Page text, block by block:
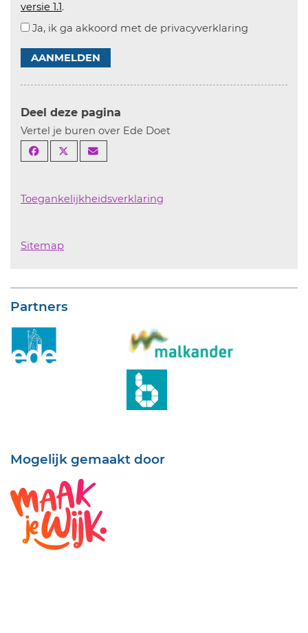
versie 1.1.
Ja, ik ga akkoord met de privacyverklaring
AANMELDEN
Deel deze pagina
Vertel je buren over Ede Doet
Toegankelijkheidsverklaring
Sitemap
Partners
Mogelijk gemaakt door